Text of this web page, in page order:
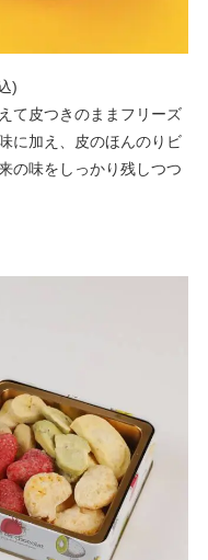
)
て皮つきのままフリーズ
に加え、皮のほんのりビ
の味をしっかり残しつつ